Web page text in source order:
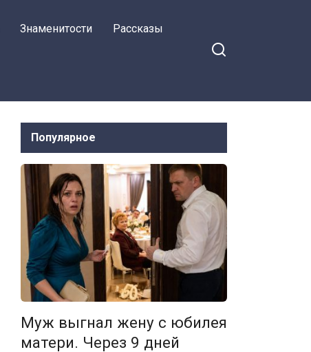
Знаменитости Рассказы
Популярное
Муж выгнал жену с юбилея
матери. Через 9 дней